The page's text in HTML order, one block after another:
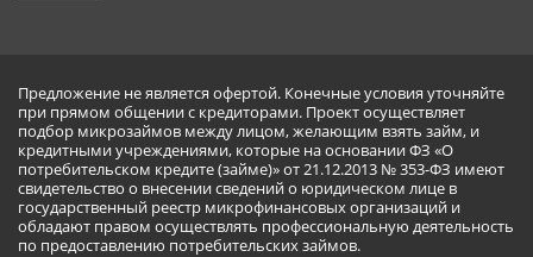
Предложение не является офертой. Конечные условия уточняйте
при прямом общении с кредиторами. Проект осуществляет
подбор микрозаймов между лицом, желающим взять займ, и
кредитными учреждениями, которые на основании ФЗ «О
потребительском кредите (займе)» от 21.12.2013 № 353-ФЗ имеют
свидетельство о внесении сведений о юридическом лице в
государственный реестр микрофинансовых организаций и
обладают правом осуществлять профессиональную деятельность
по предоставлению потребительских займов.